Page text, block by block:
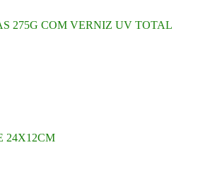
275G COM VERNIZ UV TOTAL
24X12CM